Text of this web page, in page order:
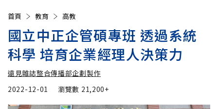
首頁 教育 高教
國立中正企管碩專班 透過系統
科學 培育企業經理人決策力
遠見雜誌整合傳播部企劃製作
2022-12-01
瀏覽數 21,200+